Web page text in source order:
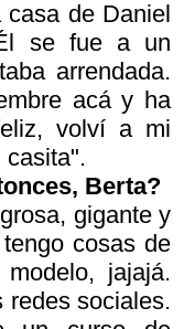
de Daniel
se fue a un
arrendada.
acá y ha
volví a mi
casita".
Berta?
gigante y
cosas de
jajajá.
redes sociales.